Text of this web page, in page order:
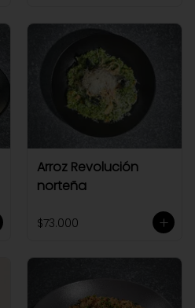
Arroz Revolución
norteña
$73.000